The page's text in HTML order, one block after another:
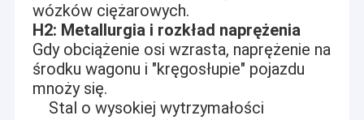
wózków ciężarowych.
H2: Metallurgia i rozkład naprężenia
Gdy obciążenie osi wzrasta, naprężenie na
środku wagonu i "kręgosłupie" pojazdu
mnoży się.
Stal o wysokiej wytrzymałości